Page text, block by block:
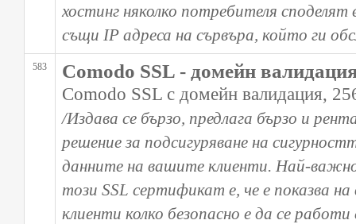
хостинг няколко потребителя споделят
същи IP адреса на сървъра, който ги
583 Comodo SSL - домейн
Comodo SSL с домейн валидация,
/Издава се бързо, предлага бързо и
решение за подсигуряване на
данните на вашите клиенти. Най-
този SSL сертификат е, че е показва
клиенти колко безопасно е да се